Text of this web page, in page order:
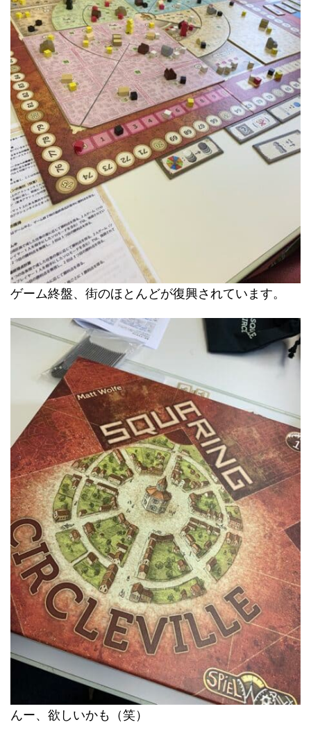
ゲーム終盤、街のほとんどが復興されています。
んー、欲しいかも（笑）